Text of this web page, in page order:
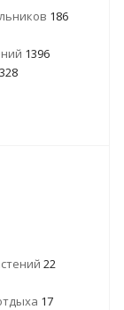
186
1396
328
22
17